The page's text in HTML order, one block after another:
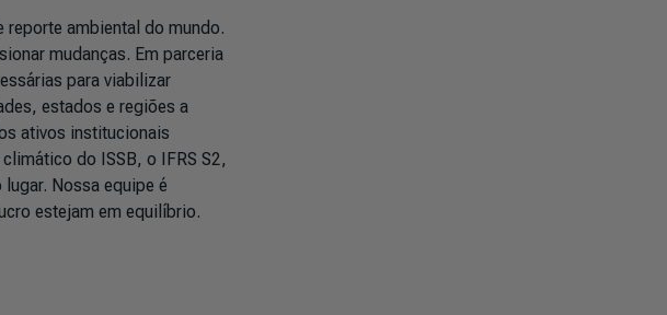
reporte ambiental do mundo.
mudanças. Em parceria
para viabilizar
estados e regiões a
ativos institucionais
do ISSB, o IFRS S2,
Nossa equipe é
estejam em equilíbrio.